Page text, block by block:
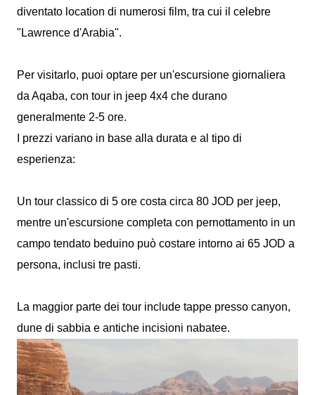
diventato location di numerosi film, tra cui il celebre
"Lawrence d'Arabia".
Per visitarlo, puoi optare per un'escursione giornaliera
da Aqaba, con tour in jeep 4x4 che durano
generalmente 2-5 ore.
I prezzi variano in base alla durata e al tipo di
esperienza:
Un tour classico di 5 ore costa circa 80 JOD per jeep,
mentre un'escursione completa con pernottamento in un
campo tendato beduino può costare intorno ai 65 JOD a
persona, inclusi tre pasti.
La maggior parte dei tour include tappe presso canyon,
dune di sabbia e antiche incisioni nabatee.